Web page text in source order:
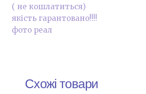
( не кошлатиться)
якість гарантовано!!!!
фото реал
Схожі товари